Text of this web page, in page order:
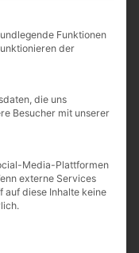
(inkl. MwSt.)
ab Lager
für die eine
Funktionen
der
die uns
Besucher mit unserer
Media-Plattformen
externe Services
diese Inhalte keine